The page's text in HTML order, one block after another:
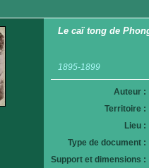
Le caï tong de
1895-1899
Auteur :
Territoire :
Lieu :
Type de document :
Support et dimensions :